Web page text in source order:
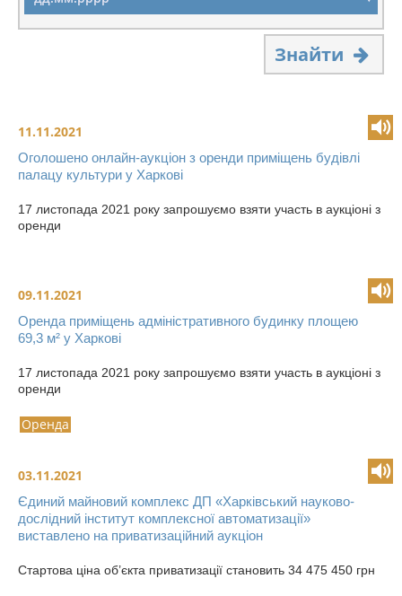
Знайти
11.11.2021
Оголошено онлайн-аукціон з оренди приміщень будівлі
палацу культури у Харкові
17 листопада 2021 року запрошуємо взяти участь в аукціоні з
оренди
09.11.2021
Оренда приміщень адміністративного будинку площею
69,3 м² у Харкові
17 листопада 2021 року запрошуємо взяти участь в аукціоні з
оренди
Оренда
03.11.2021
Єдиний майновий комплекс ДП «Харківський науково-
дослідний інститут комплексної автоматизації»
виставлено на приватизаційний аукціон
Стартова ціна об’єкта приватизації становить 34 475 450 грн